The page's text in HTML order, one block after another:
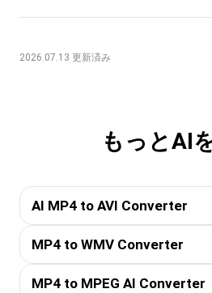
2026.07.13 更新済み
もっとAI
AI MP4 to AVI Converter
MP4 to WMV Converter
MP4 to MPEG AI Converter